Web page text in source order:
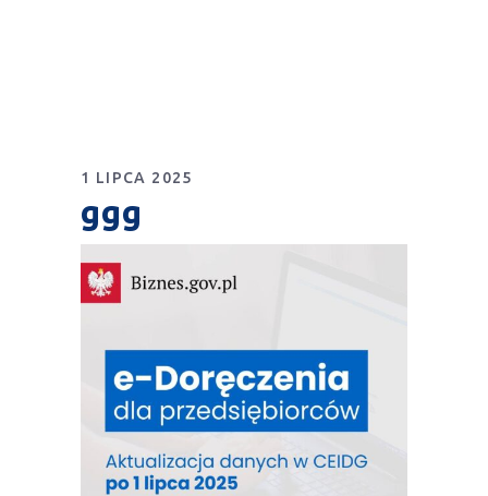
1 LIPCA 2025
ggg